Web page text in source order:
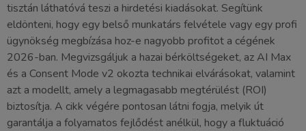
tisztán láthatóvá teszi a hirdetési kiadásokat. Segítünk
eldönteni, hogy egy belső munkatárs felvétele vagy egy profi
ügynökség megbízása hoz-e nagyobb profitot a cégének
2026-ban. Megvizsgáljuk a hazai bérköltségeket, az AI Max
és a Consent Mode v2 okozta technikai elvárásokat, valamint
azt a modellt, amely a legmagasabb megtérülést (ROI)
biztosítja. A cikk végére pontosan látni fogja, melyik út
garantálja a folyamatos fejlődést anélkül, hogy a fluktuáció